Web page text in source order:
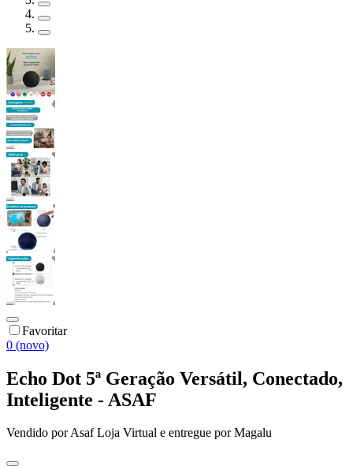
Favoritar
0 (novo)
Echo Dot 5ª Geração Versátil, Conectado,
Inteligente - ASAF
Vendido porAsaf Loja Virtual e entregue por Magalu